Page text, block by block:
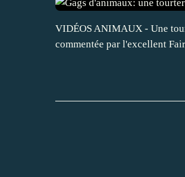
VIDÉOS ANIMAUX - Une
commentée par l'excellent